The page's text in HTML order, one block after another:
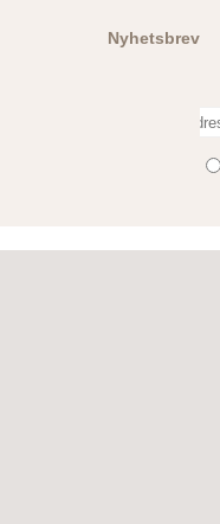
Nyhetsbrev